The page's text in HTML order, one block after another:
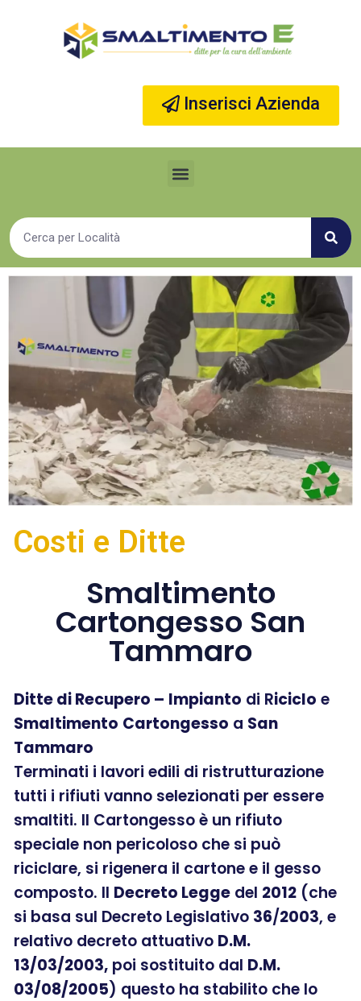
Inserisci Azienda
Costi e Ditte
Smaltimento
Cartongesso San
Tammaro
Ditte di Recupero – Impianto di Riciclo e
Smaltimento Cartongesso a San
Tammaro
Terminati i lavori edili di ristrutturazione
tutti i rifiuti vanno selezionati per essere
smaltiti. Il Cartongesso è un rifiuto
speciale non pericoloso che si può
riciclare, si rigenera il cartone e il gesso
composto. Il Decreto Legge del 2012 (che
si basa sul Decreto Legislativo 36/2003, e
relativo decreto attuativo D.M.
13/03/2003, poi sostituito dal D.M.
03/08/2005) questo ha stabilito che lo